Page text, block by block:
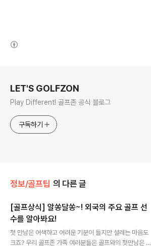
LET'S GOLFZON
Play Different! 골프존 공식 블로그
구독하기
정보/골프팁 의 다른 글
[골프상식] 알쏭달쏭~! 외국의 주요 골프 선
수를 알아봐요!
첫 만남은 어색하고 어려운 기분이 들지만 설레는 마음도
크죠? 우리 골프존 가족 여러분들은 골프와의 첫만남은 어